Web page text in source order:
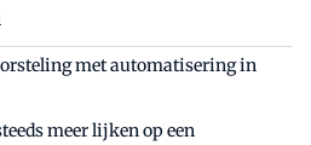
met automatisering in
meer lijken op een